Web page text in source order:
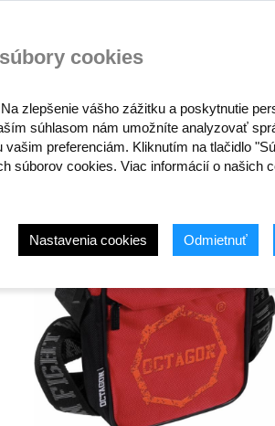
je skvelou voľbou pre seriózny
cookies
zlepšenie vášho zážitku a poskytnutie
súhlasom nám umožníte analyzovať
preferenciám. Kliknutím na tlačidlo
súborov cookies. Viac informácií o našich
Nastavenia cookies Odmietnuť